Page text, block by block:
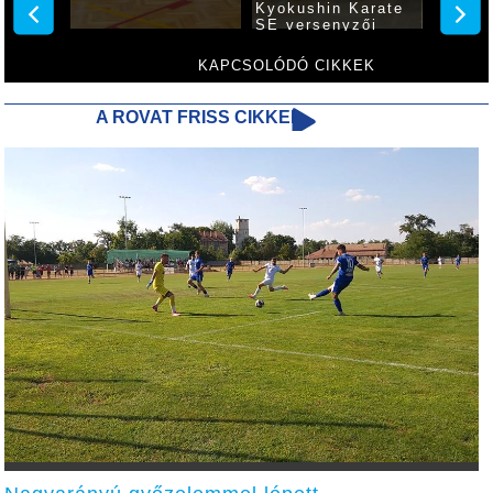
KAPCSOLÓDÓ CIKKEK
Kyokushin Karate
SE versenyzői
A ROVAT FRISS CIKKEI